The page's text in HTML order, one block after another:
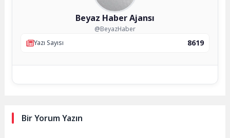
Beyaz Haber Ajansı
@BeyazHaber
Yazı Sayısı
8619
Bir Yorum Yazın